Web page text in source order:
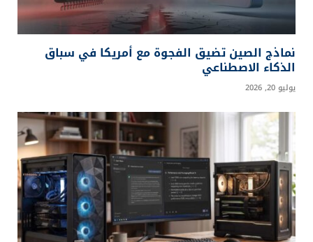
نماذج الصين تضيق الفجوة مع أمريكا في سباق
الذكاء الاصطناعي
يوليو 20, 2026